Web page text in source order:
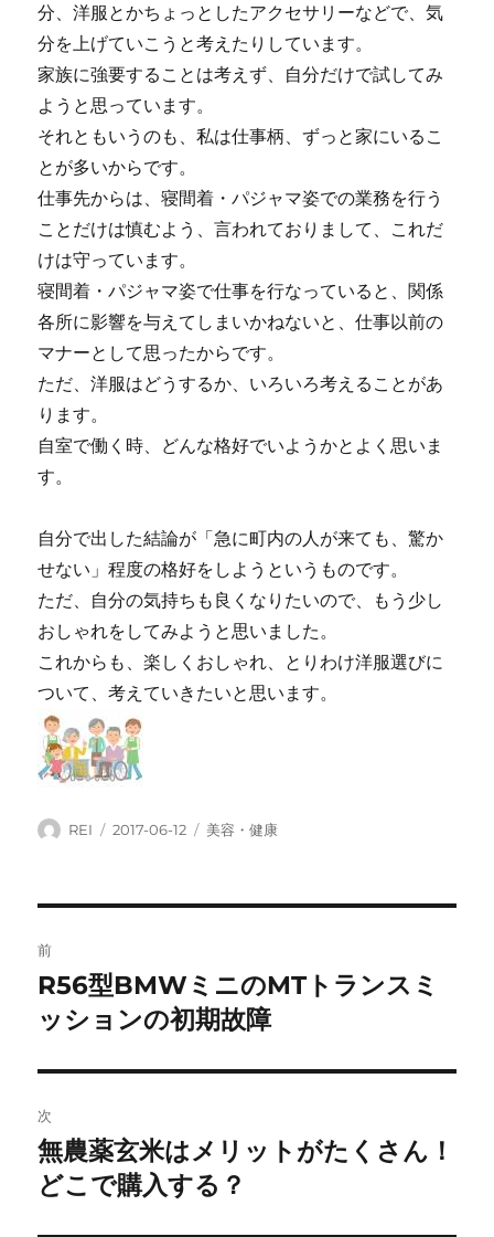
分、洋服とかちょっとしたアクセサリーなどで、気
分を上げていこうと考えたりしています。
家族に強要することは考えず、自分だけで試してみ
ようと思っています。
それともいうのも、私は仕事柄、ずっと家にいるこ
とが多いからです。
仕事先からは、寝間着・パジャマ姿での業務を行う
ことだけは慎むよう、言われておりまして、これだ
けは守っています。
寝間着・パジャマ姿で仕事を行なっていると、関係
各所に影響を与えてしまいかねないと、仕事以前の
マナーとして思ったからです。
ただ、洋服はどうするか、いろいろ考えることがあ
ります。
自室で働く時、どんな格好でいようかとよく思いま
す。
自分で出した結論が「急に町内の人が来ても、驚か
せない」程度の格好をしようというものです。
ただ、自分の気持ちも良くなりたいので、もう少し
おしゃれをしてみようと思いました。
これからも、楽しくおしゃれ、とりわけ洋服選びに
ついて、考えていきたいと思います。
投
REI
投
2017-06-12
カ
美容・健康
稿
ナ
ビ
ゲ
ー
シ
前
前
の
稿:
R56型BMWミニのMTトランスミ
ッションの初期故障
次
次
の
無農薬玄米はメリットがたくさん！
どこで購入する？